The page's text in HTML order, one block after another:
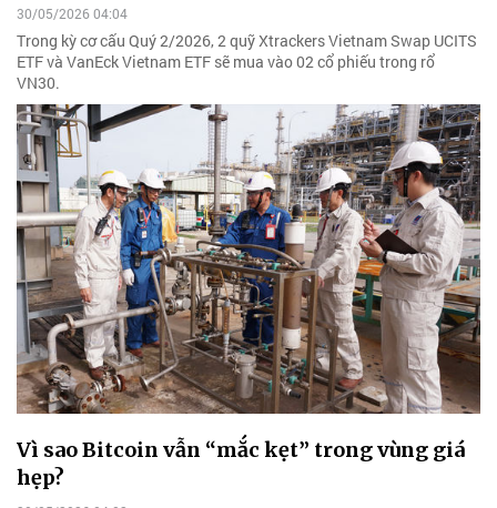
30/05/2026 04:04
Trong kỳ cơ cấu Quý 2/2026, 2 quỹ Xtrackers Vietnam Swap UCITS
ETF và VanEck Vietnam ETF sẽ mua vào 02 cổ phiếu trong rổ
VN30.
Vì sao Bitcoin vẫn “mắc kẹt” trong vùng giá
hẹp?